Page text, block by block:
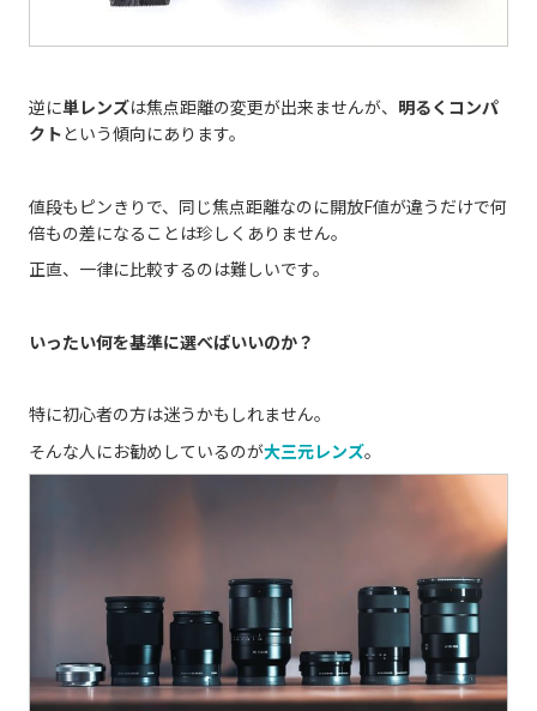
逆に単レンズは焦点距離の変更が出来ませんが、 明るくコンパ
クトという傾向にあります。
値段もピンきりで、同じ焦点距離なのに開放F値が違うだけで何
倍もの差になることは珍しくありません。
正直、一律に比較するのは難しいです。
いったい何を基準に選べばいいのか？
特に初心者の方は迷うかもしれません。
そんな人にお勧めしているのが大三元レンズ。